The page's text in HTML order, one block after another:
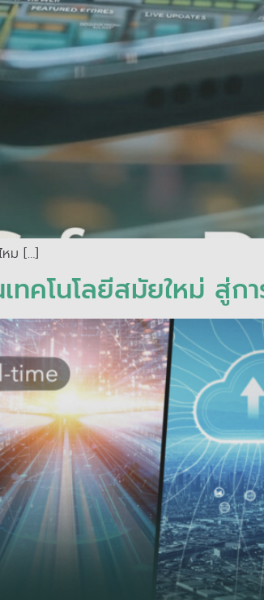
หม […]
เทคโนโลยีสมัยใหม่ สู่